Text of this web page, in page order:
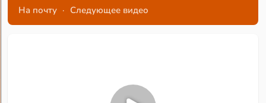
На почту · Следующее видео